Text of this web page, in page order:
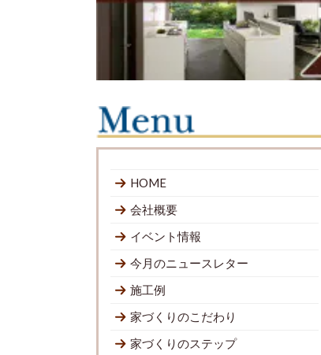
HOME
会社概要
イベント情報
今月のニュースレター
施工例
家づくりのこだわり
家づくりのステップ